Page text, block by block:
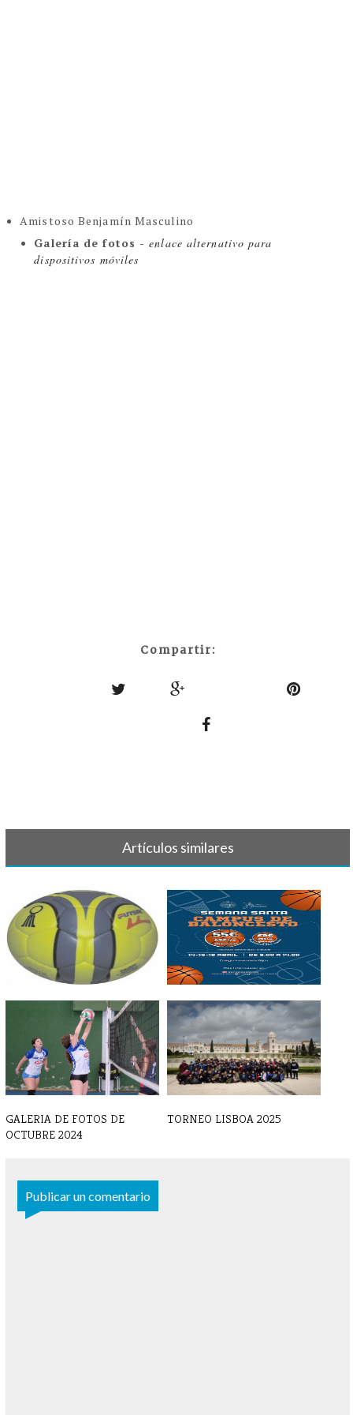
Amistoso Benjamín Masculino
Galería de fotos - enlace alternativo para
dispositivos móviles
Compartir:
Artículos similares
BALONMANO - Crónica y
resultado 7 d[...]
II CAMPUS BALONCESTO
SEMANA SANTA
GALERIA DE FOTOS DE
OCTUBRE 2024
TORNEO LISBOA 2025
Publicar un comentario